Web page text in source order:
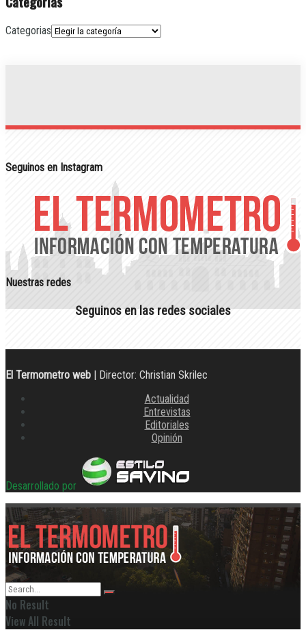
Categorias
Seguinos en Instagram
Nuestras redes
Seguinos en las redes sociales
El Termometro web | Director: Christian Skrilec
Actualidad
Entrevistas
Editoriales
Opinión
Desarrollado por
No Result
View All Result